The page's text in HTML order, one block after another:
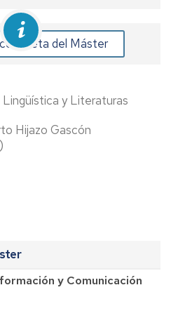
del Máster
y Literaturas
Hijazo Gascón
)
y Comunicación